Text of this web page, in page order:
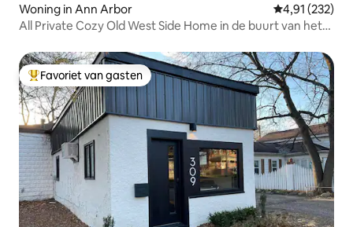
Woning in Ann Arbor Gemiddelde
4,91 (232)
All Private Cozy Old West Side Home in de buurt van het
Topfavoriet van gasten
Favoriet van gasten